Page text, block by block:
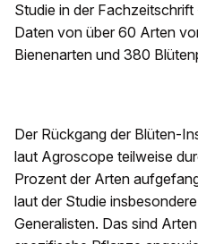
Studie in der
Daten von über 60 Arten
Bienenarten und 380
Der Rückgang der Blüten-
laut Agroscope teilweise
Prozent der Arten
laut der Studie
Generalisten. Das sind